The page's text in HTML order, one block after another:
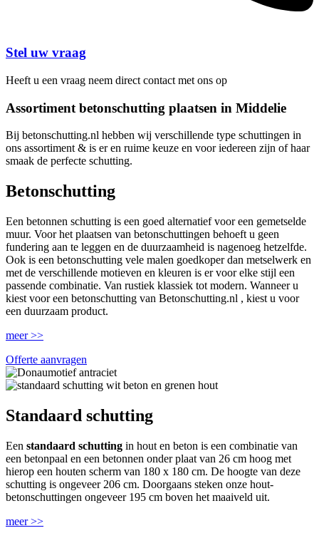
Stel uw vraag
Heeft u een vraag neem direct contact met ons op
Assortiment betonschutting plaatsen in Middelie
Bij betonschutting.nl hebben wij verschillende type schuttingen in
ons assortiment & is er en ruime keuze en voor iedereen zijn of haar
smaak de perfecte schutting.
Betonschutting
Een betonnen schutting is een goed alternatief voor een gemetselde
muur. Voor het plaatsen van betonschuttingen behoeft u geen
fundering aan te leggen en de duurzaamheid is nagenoeg hetzelfde.
Ook is een betonschutting vele malen goedkoper dan metselwerk en
met de verschillende motieven en kleuren is er voor elke stijl een
passende combinatie. Van rustiek klassiek tot modern. Wanneer u
kiest voor een betonschutting van Betonschutting.nl , kiest u voor
een duurzaam product.
meer >>
Offerte aanvragen
Standaard schutting
Een standaard schutting in hout en beton is een combinatie van
een betonpaal en een betonnen onder plaat van 26 cm hoog met
hierop een houten scherm van 180 x 180 cm. De hoogte van deze
schutting is ongeveer 206 cm. Doorgaans steken onze hout-
betonschuttingen ongeveer 195 cm boven het maaiveld uit.
meer >>